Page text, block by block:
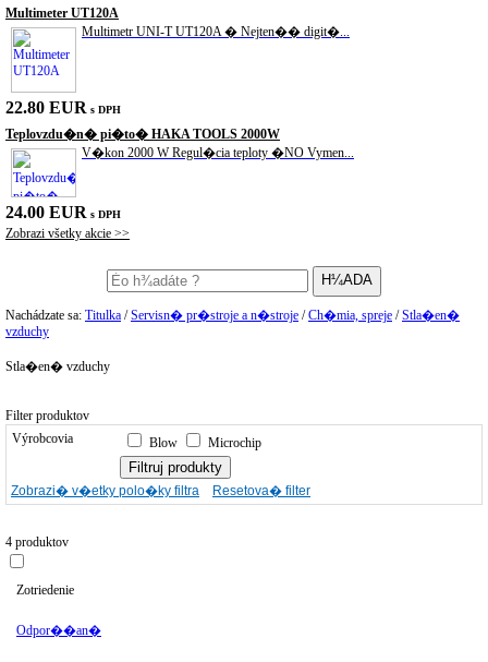
Multimeter UT120A
Multimetr UNI-T UT120A � Nejten�� digit�...
22.80 EUR s DPH
Teplovzdu�n� pi�to� HAKA TOOLS 2000W
V�kon 2000 W Regul�cia teploty �NO Vymen...
24.00 EUR s DPH
Zobrazi všetky akcie >>
Nachádzate sa: Titulka /Servisn� pr�stroje a n�stroje /Ch�mia, spreje /Stla�en�
vzduchy
Stla�en� vzduchy
Filter produktov
Výrobcovia
Blow Microchip
Zobrazi� v�etky polo�ky filtra Resetova� filter
4 produktov
Zotriedenie
Odpor��an�